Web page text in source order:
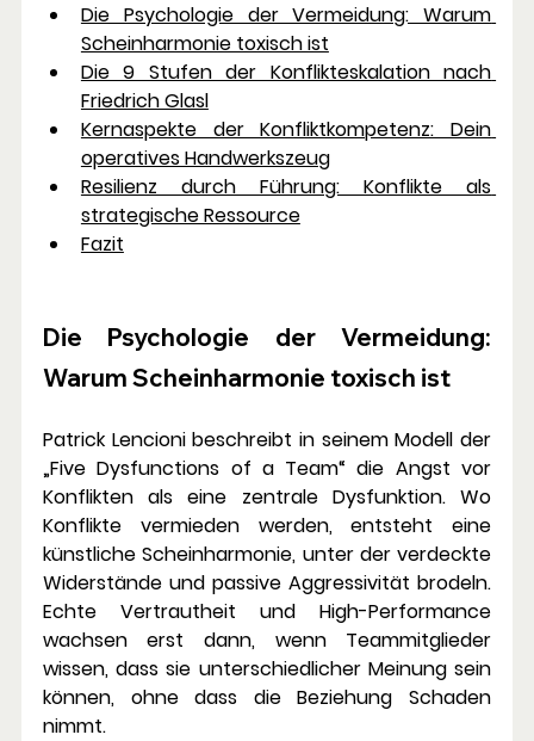
Die Psychologie der Vermeidung: Warum
Scheinharmonie toxisch ist
Die 9 Stufen der Konflikteskalation nach
Friedrich Glasl
Kernaspekte der Konfliktkompetenz: Dein
operatives Handwerkszeug
Resilienz durch Führung: Konflikte als
strategische Ressource
Fazit
Die Psychologie der Vermeidung:
Warum Scheinharmonie toxisch ist
Patrick Lencioni beschreibt in seinem Modell der
„Five Dysfunctions of a Team“ die Angst vor
Konflikten als eine zentrale Dysfunktion. Wo
Konflikte vermieden werden, entsteht eine
künstliche Scheinharmonie, unter der verdeckte
Widerstände und passive Aggressivität brodeln.
Echte Vertrautheit und High-Performance
wachsen erst dann, wenn Teammitglieder
wissen, dass sie unterschiedlicher Meinung sein
können, ohne dass die Beziehung Schaden
nimmt.